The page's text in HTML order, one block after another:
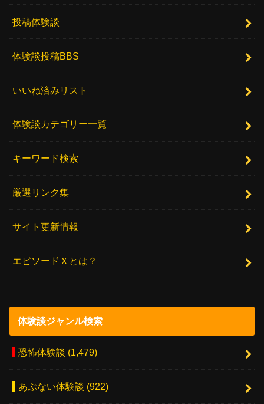
投稿体験談
体験談投稿BBS
いいね済みリスト
体験談カテゴリー一覧
キーワード検索
厳選リンク集
サイト更新情報
エピソードＸとは？
体験談ジャンル検索
恐怖体験談 (1,479)
あぶない体験談 (922)